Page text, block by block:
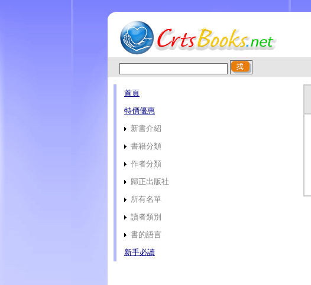
首頁
特價優惠
新書介紹
書籍分類
作者分類
歸正出版社
所有名單
讀者類別
書的語言
新手必讀